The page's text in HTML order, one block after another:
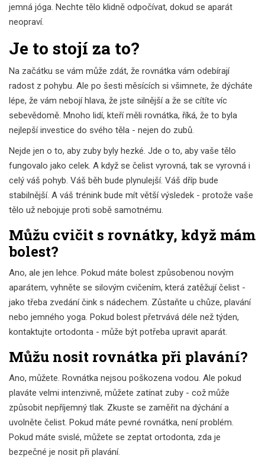
jemná jóga. Nechte tělo klidně odpočívat, dokud se aparát
neopraví.
Je to stojí za to?
Na začátku se vám může zdát, že rovnátka vám odebírají
radost z pohybu. Ale po šesti měsících si všimnete, že dýcháte
lépe, že vám nebojí hlava, že jste silnější a že se cítíte víc
sebevědomě. Mnoho lidí, kteří měli rovnátka, říká, že to byla
nejlepší investice do svého těla - nejen do zubů.
Nejde jen o to, aby zuby byly hezké. Jde o to, aby vaše tělo
fungovalo jako celek. A když se čelist vyrovná, tak se vyrovná i
celý váš pohyb. Váš běh bude plynulejší. Váš dříp bude
stabilnější. A váš trénink bude mít větší výsledek - protože vaše
tělo už nebojuje proti sobě samotnému.
Můžu cvičit s rovnátky, když mám
bolest?
Ano, ale jen lehce. Pokud máte bolest způsobenou novým
aparátem, vyhněte se silovým cvičením, která zatěžují čelist -
jako třeba zvedání čink s nádechem. Zůstaňte u chůze, plavání
nebo jemného yoga. Pokud bolest přetrvává déle než týden,
kontaktujte ortodonta - může být potřeba upravit aparát.
Můžu nosit rovnátka při plavání?
Ano, můžete. Rovnátka nejsou poškozena vodou. Ale pokud
plaváte velmi intenzivně, můžete zatínat zuby - což může
způsobit nepříjemný tlak. Zkuste se zaměřit na dýchání a
uvolněte čelist. Pokud máte pevné rovnátka, není problém.
Pokud máte svislé, můžete se zeptat ortodonta, zda je
bezpečné je nosit při plavání.